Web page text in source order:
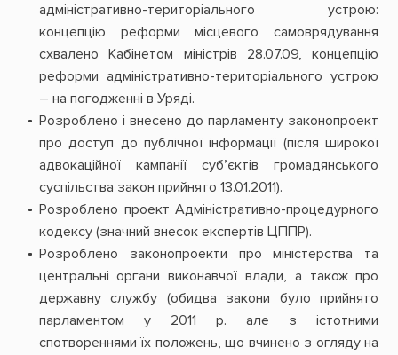
адміністративно-територіального устрою:
концепцію реформи місцевого самоврядування
схвалено Кабінетом міністрів 28.07.09, концепцію
реформи адміністративно-територіального устрою
– на погодженні в Уряді.
Розроблено і внесено до парламенту законопроект
про доступ до публічної інформації (після широкої
адвокаційної кампанії суб’єктів громадянського
суспільства закон прийнято 13.01.2011).
Розроблено проект Адміністративно-процедурного
кодексу (значний внесок експертів ЦППР).
Розроблено законопроекти про міністерства та
центральні органи виконавчої влади, а також про
державну службу (обидва закони було прийнято
парламентом у 2011 р. але з істотними
спотвореннями їх положень, що вчинено з огляду на